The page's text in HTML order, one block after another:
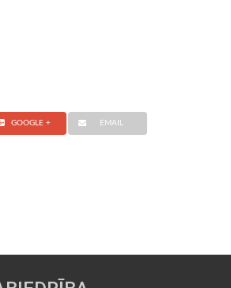
GOOGLE + EMAIL